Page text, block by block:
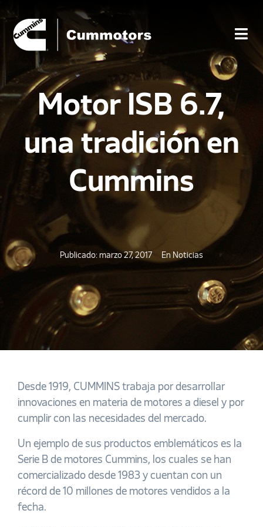
Motor ISB 6.7,
una tradición en
Cummins
Publicado: marzo 27, 2017 En Noticias
Desde 1919, CUMMINS trabaja por desarrollar
innovaciones en materia de motores a diesel y por
cumplir con las necesidades del mercado.
Un ejemplo de sus productos emblemáticos es la
Serie B de motores Cummins, los cuales se han
comercializado desde 1983 y cuentan con un
récord de 10 millones de motores vendidos a la
fecha.